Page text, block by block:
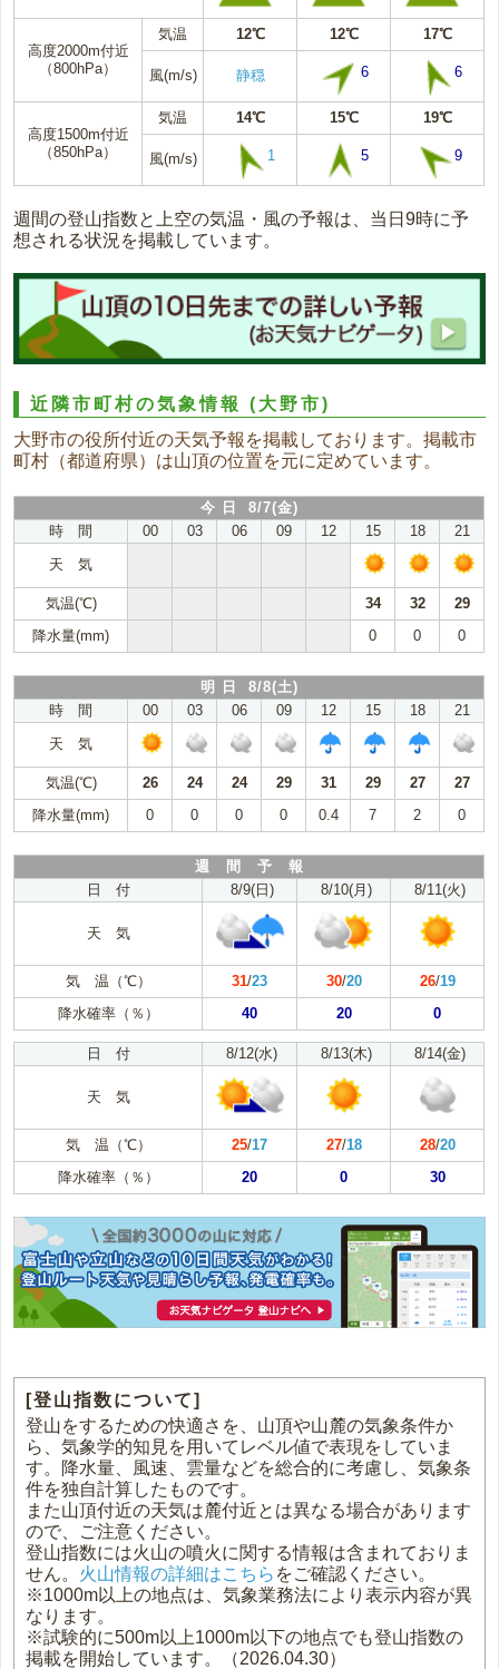
高度2000m付近
（800hPa）
気温 12℃ 12℃ 17℃
風(m/s) 静穏 6 6
高度1500m付近
（850hPa）
気温 14℃ 15℃ 19℃
風(m/s) 1 5 9
週間の登山指数と上空の気温・風の予報は、当日9時に予
想される状況を掲載しています。
近隣市町村の気象情報(大野市)
大野市の役所付近の天気予報を掲載しております。掲載市
町村（都道府県）は山頂の位置を元に定めています。
今 日 8/7(金)
時 間
00 03 06 09 12 15 18
21
天 気
気温(℃) 34 32
29
降水量(mm)
0 0 0
明 日 8/8(土)
時 間
00 03 06 09 12 15 18
21
天 気
気温(℃) 26 24 24 29 31 29 27
27
降水量(mm)
0 0 0 0 0.4 7 2 0
週 間 予 報
日 付
8/9(日) 8/10(月) 8/11(火)
天 気
気 温（℃） 31/23 30/20 26/19
降水確率（％）
40 20 0
日 付 8/12(水) 8/13(木) 8/14(金)
天 気
気 温（℃） 25/17 27/18 28/20
降水確率（％）
20 0 30
[登山指数について]
登山をするための快適さを、山頂や山麓の気象条件か
ら、気象学的知見を用いてレベル値で表現をしていま
す。降水量、風速、雲量などを総合的に考慮し、気象条
件を独自計算したものです。
また山頂付近の天気は麓付近とは異なる場合があります
ので、ご注意ください。
登山指数には火山の噴火に関する情報は含まれておりま
せん。 火山情報の詳細はこちら をご確認ください。
※1000m以上の地点は、気象業務法により表示内容が異
なります。
※試験的に500m以上1000m以下の地点でも登山指数の
掲載を開始しています。（2026.04.30）